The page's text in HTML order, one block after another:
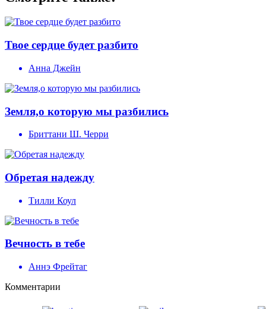
Твое сердце будет разбито
Анна Джейн
Земля,о которую мы разбились
Бриттани Ш. Черри
Обретая надежду
Тилли Коул
Вечность в тебе
Аннэ Фрейтаг
Комментарии